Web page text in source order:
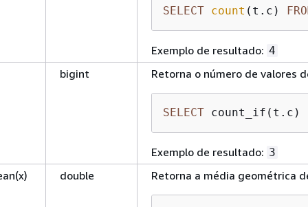
SELECT count (t.c)
Exemplo de resultado: 4
bigint Retorna o número de valores
SELECT count_if(t.c)
Exemplo de resultado: 3
double Retorna a média geométrica